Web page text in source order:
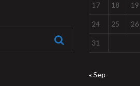
17 18 19
24 25 26
31
« Sep